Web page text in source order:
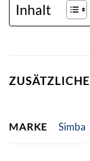
Inhalt
MARKE Simba